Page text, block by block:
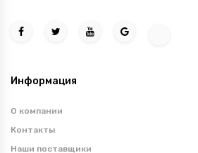
Информация
О компании
Контакты
Наши поставщики